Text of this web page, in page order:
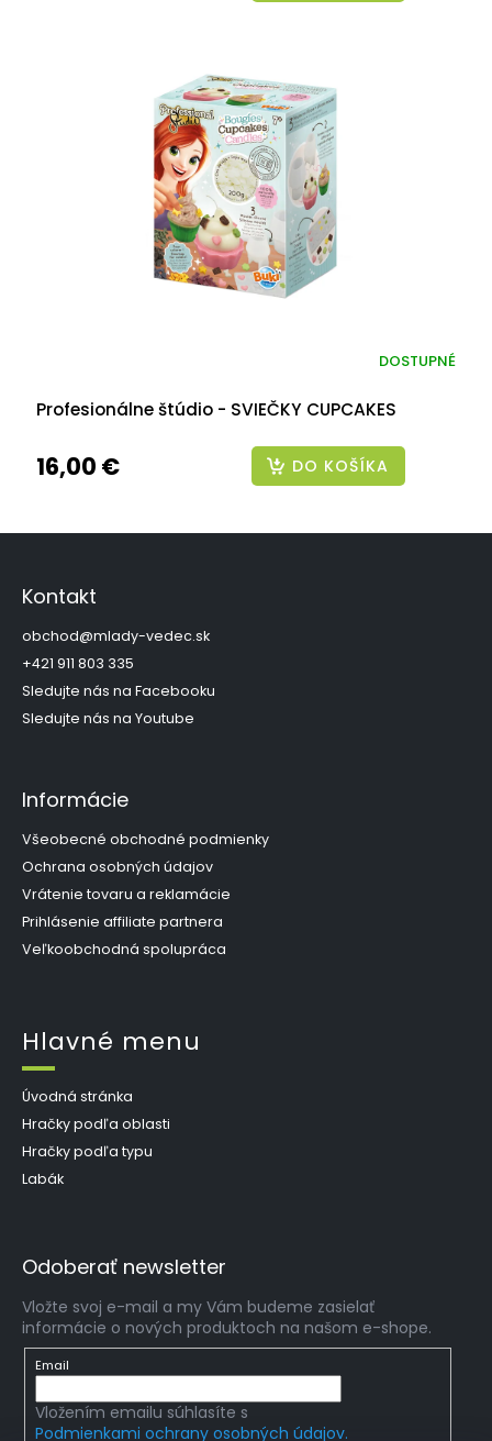
Profesionálne štúdio - SVIEČKY CUPCAKES
DOSTUPNÉ
16,00 € DO KOŠÍKA
Kontakt
obchod@mlady-vedec.sk
+421 911 803 335
Sledujte nás na Facebooku
Sledujte nás na Youtube
Informácie
Všeobecné obchodné podmienky
Ochrana osobných údajov
Vrátenie tovaru a reklamácie
Prihlásenie affiliate partnera
Veľkoobchodná spolupráca
Hlavné menu
Úvodná stránka
Hračky podľa oblasti
Hračky podľa typu
Labák
Odoberať newsletter
Vložte svoj e-mail a my Vám budeme zasielať
informácie o nových produktoch na našom e-shope.
Email
Vložením emailu súhlasíte s
Podmienkami ochrany osobných údajov.